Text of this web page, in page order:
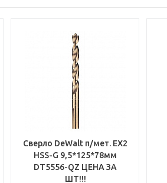
Сверло DeWalt п/мет. EX2
HSS-G 9,5*125*78мм
DT5556-QZ ЦЕНА ЗА
ШТ!!!